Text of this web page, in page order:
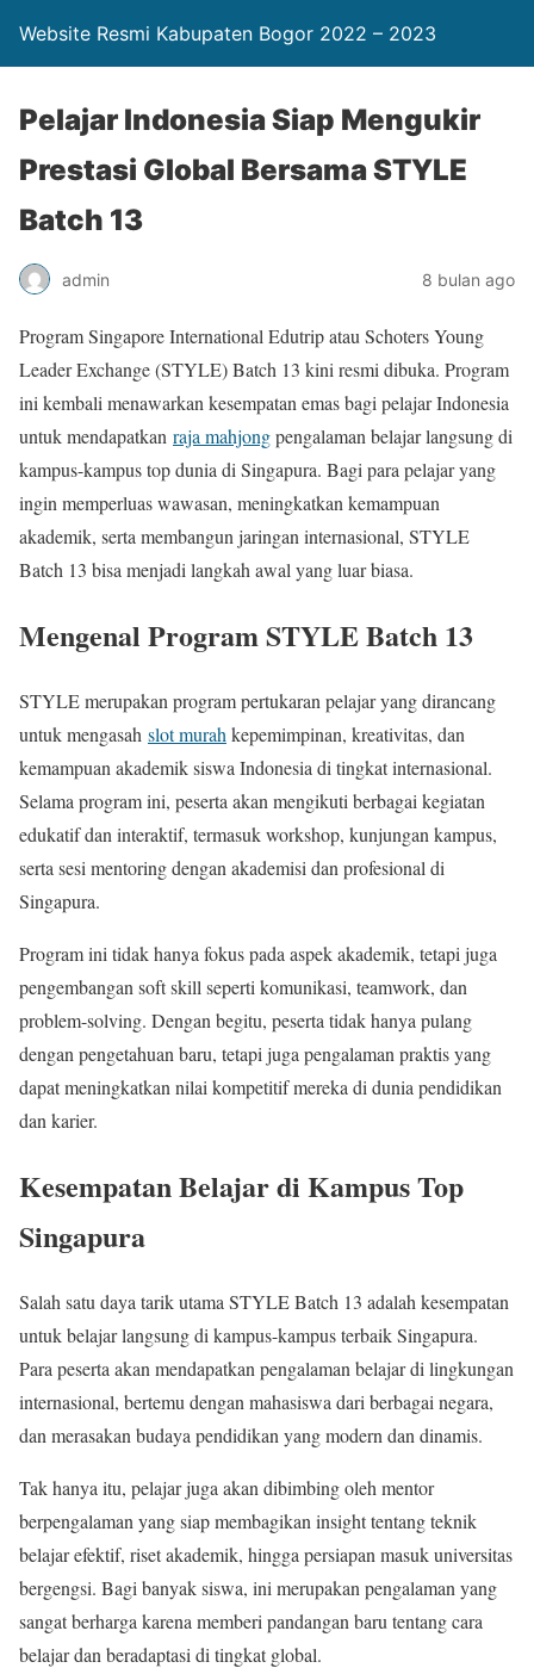
Website Resmi Kabupaten Bogor 2022 – 2023
Pelajar Indonesia Siap Mengukir
Prestasi Global Bersama STYLE
Batch 13
admin 8 bulan ago
Program Singapore International Edutrip atau Schoters Young
Leader Exchange (STYLE) Batch 13 kini resmi dibuka. Program
ini kembali menawarkan kesempatan emas bagi pelajar Indonesia
untuk mendapatkan raja mahjongpengalaman belajar langsung di
kampus-kampus top dunia di Singapura. Bagi para pelajar yang
ingin memperluas wawasan, meningkatkan kemampuan
akademik, serta membangun jaringan internasional, STYLE
Batch 13 bisa menjadi langkah awal yang luar biasa.
Mengenal Program STYLE Batch 13
STYLE merupakan program pertukaran pelajar yang dirancang
untuk mengasah slot murah kepemimpinan, kreativitas, dan
kemampuan akademik siswa Indonesia di tingkat internasional.
Selama program ini, peserta akan mengikuti berbagai kegiatan
edukatif dan interaktif, termasuk workshop, kunjungan kampus,
serta sesi mentoring dengan akademisi dan profesional di
Singapura.
Program ini tidak hanya fokus pada aspek akademik, tetapi juga
pengembangan soft skill seperti komunikasi, teamwork, dan
problem-solving. Dengan begitu, peserta tidak hanya pulang
dengan pengetahuan baru, tetapi juga pengalaman praktis yang
dapat meningkatkan nilai kompetitif mereka di dunia pendidikan
dan karier.
Kesempatan Belajar di Kampus Top
Singapura
Salah satu daya tarik utama STYLE Batch 13 adalah kesempatan
untuk belajar langsung di kampus-kampus terbaik Singapura.
Para peserta akan mendapatkan pengalaman belajar di lingkungan
internasional, bertemu dengan mahasiswa dari berbagai negara,
dan merasakan budaya pendidikan yang modern dan dinamis.
Tak hanya itu, pelajar juga akan dibimbing oleh mentor
berpengalaman yang siap membagikan insight tentang teknik
belajar efektif, riset akademik, hingga persiapan masuk universitas
bergengsi. Bagi banyak siswa, ini merupakan pengalaman yang
sangat berharga karena memberi pandangan baru tentang cara
belajar dan beradaptasi di tingkat global.